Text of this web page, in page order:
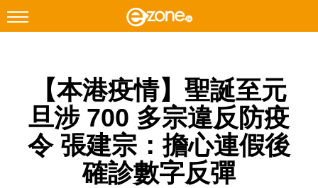
Facebook Instagram
科技焦點
網絡生活
【本港疫情】聖誕至元
旦涉 700 多宗違反防疫
令 張建宗：擔心連假後
確診數字反彈